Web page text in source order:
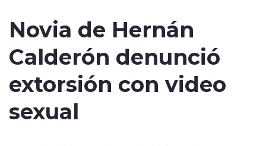
Tendencias
Novia de Hernán
Calderón denunció
extorsión con video
sexual